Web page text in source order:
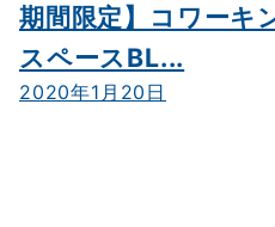
期間限定】コワーキ
スペースBL...
2020年1月20日